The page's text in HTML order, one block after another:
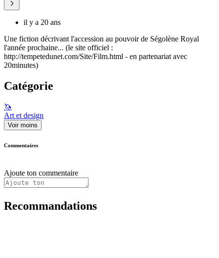
il y a 20 ans
Une fiction décrivant l'accession au pouvoir de Ségolène Royal
l'année prochaine... (le site officiel :
http://tempetedunet.com/Site/Film.html - en partenariat avec
20minutes)
Catégorie
🦄
Art et design
Voir moins
Commentaires
Ajoute ton commentaire
Recommandations